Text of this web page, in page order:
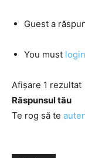
Guest a
You must login
Afișare 1 rezultat
Răspunsul tău
Te rog să te